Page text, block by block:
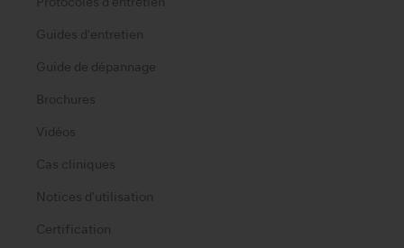
Protocoles d'entretien
Guides d'entretien
Guide de dépannage
Brochures
Vidéos
Cas cliniques
Notices d'utilisation
Certification